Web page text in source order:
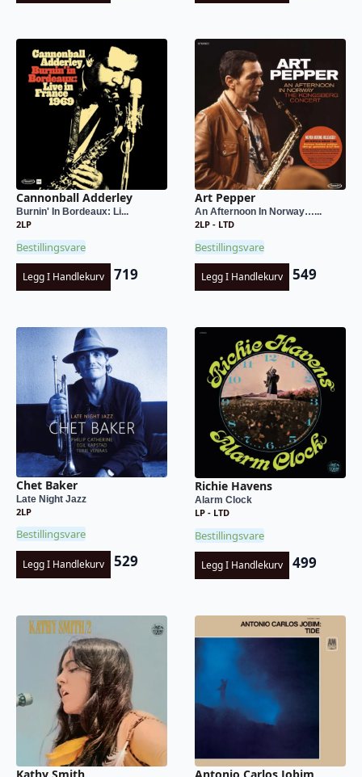
Cannonball Adderley
Burnin' In Bordeaux: Li...
2LP
Bestillingsvare
Legg I Handlekurv 719
Art Pepper
An Afternoon In Norway…...
2LP - LTD
Bestillingsvare
Legg I Handlekurv 549
Chet Baker
Late Night Jazz
2LP
Bestillingsvare
Legg I Handlekurv 529
Richie Havens
Alarm Clock
LP - LTD
Bestillingsvare
Legg I Handlekurv 499